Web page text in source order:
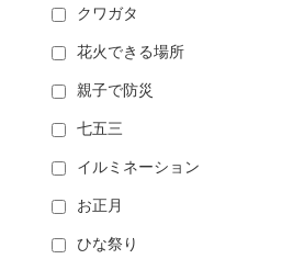
クワガタ
花火できる場所
親子で防災
七五三
イルミネーション
お正月
ひな祭り